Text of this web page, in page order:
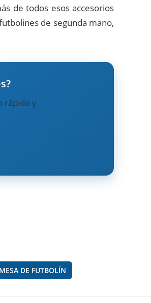
de todos esos accesorios
de segunda mano,
rápido y
MESA DE FUTBOLÍN